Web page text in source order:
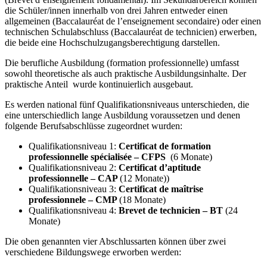
die Schüler/innen innerhalb von drei Jahren entweder einen
allgemeinen (Baccalauréat de l’enseignement secondaire) oder einen
technischen Schulabschluss (Baccalauréat de technicien) erwerben,
die beide eine Hochschulzugangsberechtigung darstellen.
Die berufliche Ausbildung (formation professionnelle) umfasst
sowohl theoretische als auch praktische Ausbildungsinhalte. Der
praktische Anteil wurde kontinuierlich ausgebaut.
Es werden national fünf Qualifikationsniveaus unterschieden, die
eine unterschiedlich lange Ausbildung voraussetzen und denen
folgende Berufsabschlüsse zugeordnet wurden:
Qualifikationsniveau 1: Certificat de formation
professionnelle spécialisée – CFPS (6 Monate)
Qualifikationsniveau 2: Certificat d’aptitude
professionnelle – CAP(12 Monate))
Qualifikationsniveau 3: Certificat de maîtrise
professionnele – CMP(18 Monate)
Qualifikationsniveau 4: Brevet de technicien – BT (24
Monate)
Die oben genannten vier Abschlussarten können über zwei
verschiedene Bildungswege erworben werden: